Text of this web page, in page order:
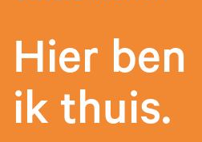
Hier ben
ik thuis.